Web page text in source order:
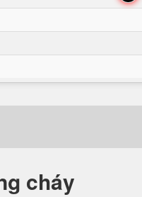
cháy